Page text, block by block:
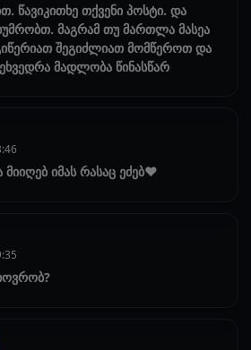
წავიკითხე თქვენი პოსტი. და
მაგრამ თუ მართლა მასეა
შეგიძლიათ მომწეროთ და
მადლობა წინასწარ
მიიღებ იმას რასაც ეძებ❤️